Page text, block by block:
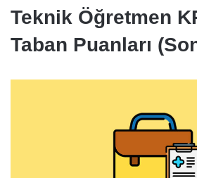
Teknik Öğretmen
Taban Puanları